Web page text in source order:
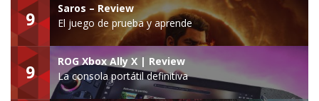
9
Saros – Review
El juego de prueba y aprende
9
ROG Xbox Ally X | Review
La consola portátil definitiva